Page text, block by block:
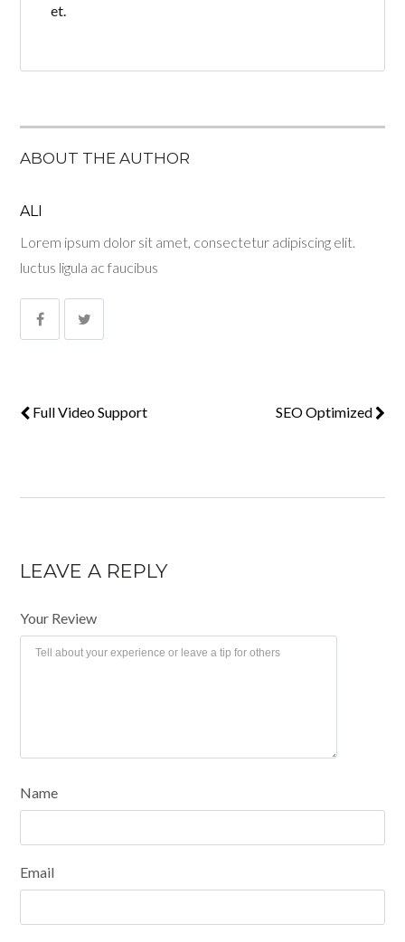
et.
ABOUT THE AUTHOR
ALI
Lorem ipsum dolor sit amet, consectetur adipiscing elit.
luctus ligula ac faucibus
Full Video Support SEO Optimized
LEAVE A REPLY
Your Review
Name
Email